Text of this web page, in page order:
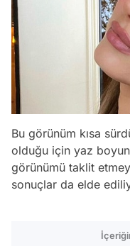
Bu görünüm kısa
olduğu için yaz
görünümü taklit
sonuçlar da elde